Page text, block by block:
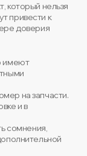
который нельзя
привести к
доверия
имеют
на запчасти.
и в
сомнения,